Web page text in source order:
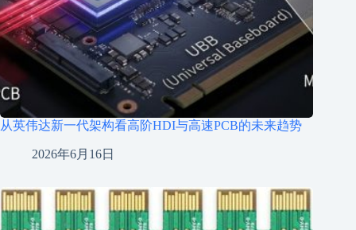
从英伟达新一代架构看高阶HDI与高速PCB的未来趋势
2026年6月16日